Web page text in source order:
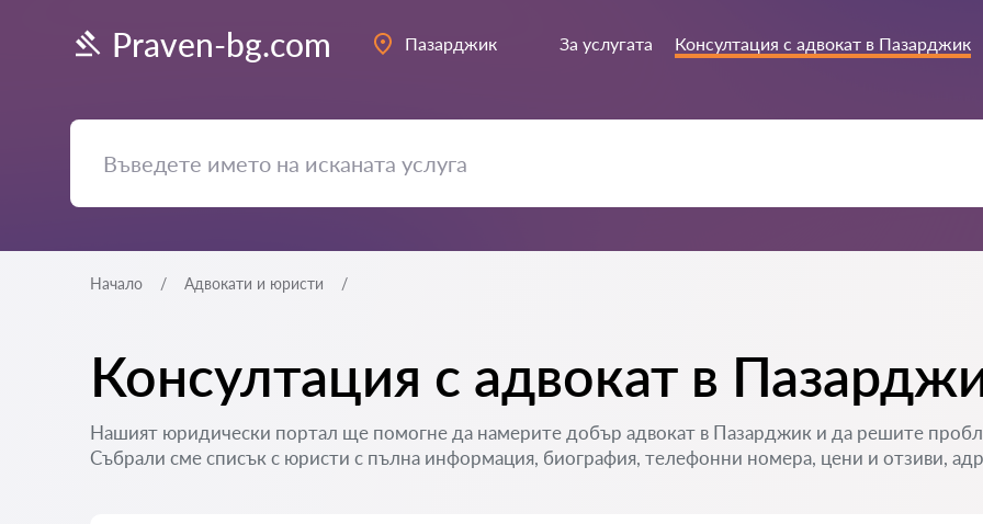
Praven-bg.com Пазарджик За услугата Консултация с адвокат в Пазарджик
Начало Адвокати и юристи
Консултация с адвокат в
Нашият юридически портал ще помогне да намерите добър адвокат в Пазарджик и да решите
Събрали сме списък с юристи с пълна информация, биография, телефонни номера, цени и отзиви,